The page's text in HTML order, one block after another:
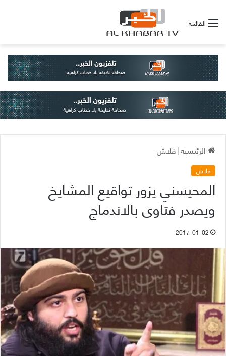
القائمة
الرئيسية|فلاش
فلاش
المحيسني يزور تواقيع المشايخ
ويصدر فتاوى بالاندماج
2017-01-02